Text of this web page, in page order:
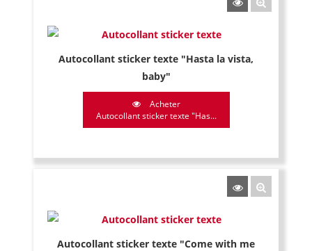
Autocollant sticker texte "Hasta la vista,
baby"
Acheter
Autocollant sticker texte "Has...
Autocollant sticker texte "Come with me